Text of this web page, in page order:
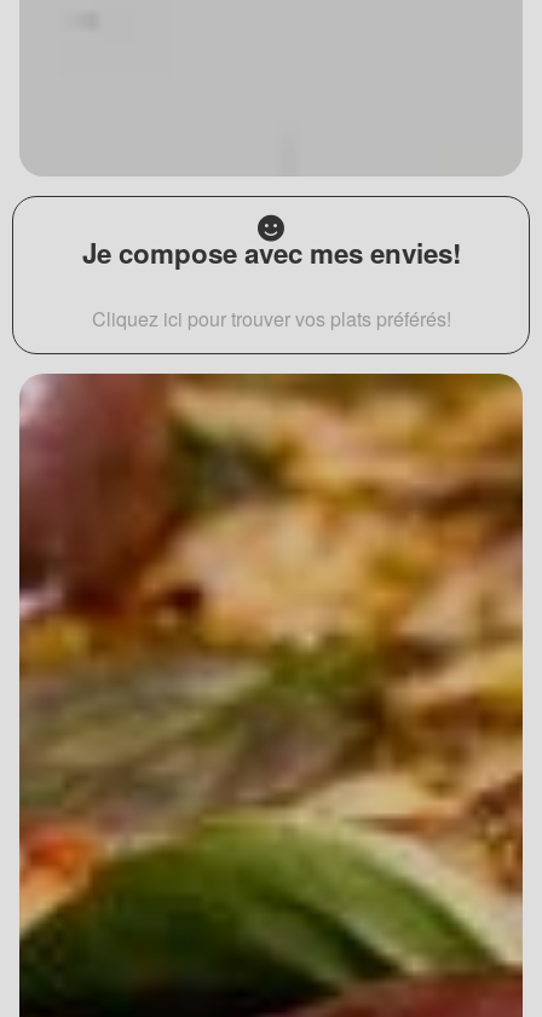
Je compose avec mes envies!
Cliquez ici pour trouver vos plats préférés!